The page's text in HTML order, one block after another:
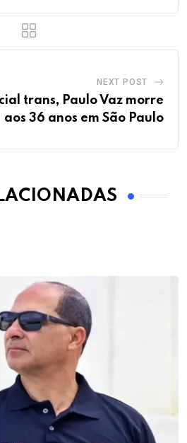
NEXT POST
trans, Paulo Vaz morre
aos 36 anos em São Paulo